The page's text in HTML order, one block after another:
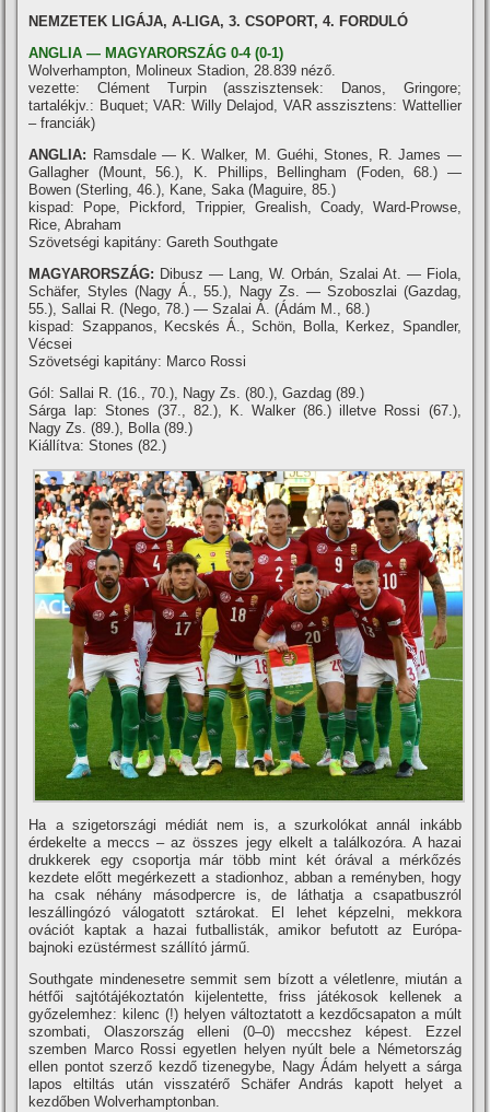
NEMZETEK LIGÁJA, A-LIGA, 3. CSOPORT, 4. FORDULÓ
ANGLIA — MAGYARORSZÁG 0-4 (0-1)
Wolverhampton, Molineux Stadion, 28.839 néző.
vezette: Clément Turpin (asszisztensek: Danos, Gringore;
tartalékjv.: Buquet; VAR: Willy Delajod, VAR asszisztens: Wattellier
– franciák)
ANGLIA: Ramsdale — K. Walker, M. Guéhi, Stones, R. James —
Gallagher (Mount, 56.), K. Phillips, Bellingham (Foden, 68.) —
Bowen (Sterling, 46.), Kane, Saka (Maguire, 85.)
kispad: Pope, Pickford, Trippier, Grealish, Coady, Ward-Prowse,
Rice, Abraham
Szövetségi kapitány: Gareth Southgate
MAGYARORSZÁG: Dibusz — Lang, W. Orbán, Szalai At. — Fiola,
Schäfer, Styles (Nagy Á., 55.), Nagy Zs. — Szoboszlai (Gazdag,
55.), Sallai R. (Nego, 78.) — Szalai Á. (Ádám M., 68.)
kispad: Szappanos, Kecskés Á., Schön, Bolla, Kerkez, Spandler,
Vécsei
Szövetségi kapitány: Marco Rossi
Gól: Sallai R. (16., 70.), Nagy Zs. (80.), Gazdag (89.)
Sárga lap: Stones (37., 82.), K. Walker (86.) illetve Rossi (67.),
Nagy Zs. (89.), Bolla (89.)
Kiállítva: Stones (82.)
Ha a szigetországi médiát nem is, a szurkolókat annál inkább
érdekelte a meccs – az összes jegy elkelt a találkozóra. A hazai
drukkerek egy csoportja már több mint két órával a mérkőzés
kezdete előtt megérkezett a stadionhoz, abban a reményben, hogy
ha csak néhány másodpercre is, de láthatja a csapatbuszról
leszállingózó válogatott sztárokat. El lehet képzelni, mekkora
ovációt kaptak a hazai futballisták, amikor befutott az Európa-
bajnoki ezüstérmest szállító jármű.
Southgate mindenesetre semmit sem bízott a véletlenre, miután a
hétfői sajtótájékoztatón kijelentette, friss játékosok kellenek a
győzelemhez: kilenc (!) helyen változtatott a kezdőcsapaton a múlt
szombati, Olaszország elleni (0–0) meccshez képest. Ezzel
szemben Marco Rossi egyetlen helyen nyúlt bele a Németország
ellen pontot szerző kezdő tizenegybe, Nagy Ádám helyett a sárga
lapos eltiltás után visszatérő Schäfer András kapott helyet a
kezdőben Wolverhamptonban.